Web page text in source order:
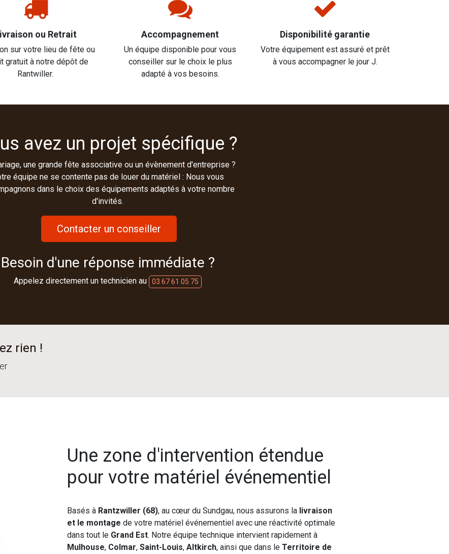
ou Retrait
sur votre lieu de fête ou
gratuit à notre dépôt de
Rantwiller.
Accompagnement
Un équipe disponible pour vous
conseiller sur le choix le plus
adapté à vos besoins.
Disponibilité garantie
Votre équipement est assuré et prêt
à vous accompagner le jour J.
avez un projet spécifique ?
une grande fête associative ou un évènement d'entreprise ?
équipe ne se contente pas de louer du matériel : Nous vous
dans le choix des équipements adaptés à votre nombre
d'invités.
Contacter un conseiller
Besoin d'une réponse immédiate ?
Appelez directement un technicien au 03 67 61 05 75
rien !
Une zone d'intervention étendue
pour votre matériel événementiel
Basés à Rantzwiller (68), au cœur du Sundgau, nous assurons la livraison
et le montage de votre matériel événementiel avec une réactivité optimale
dans tout le Grand Est. Notre équipe technique intervient rapidement à
Mulhouse, Colmar, Saint-Louis, Altkirch, ainsi que dans le Territoire de